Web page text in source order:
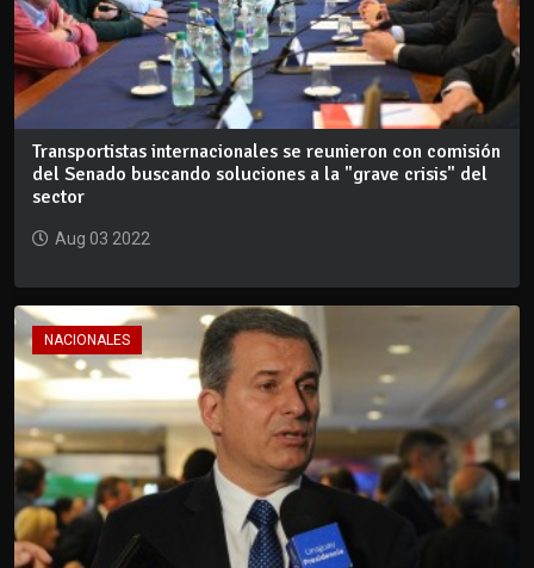
Transportistas internacionales se reunieron con comisión
del Senado buscando soluciones a la "grave crisis" del
sector
Aug 03 2022
NACIONALES